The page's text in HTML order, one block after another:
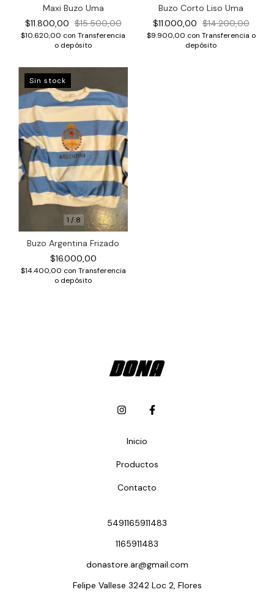
Maxi Buzo Uma
$11.800,00 $15.500,00
$10.620,00 con Transferencia
o depósito
Buzo Corto Liso Uma
$11.000,00 $14.200,00
$9.900,00 con Transferencia o
depósito
1 / 8
Sin stock
Buzo Argentina Frizado
$16.000,00
$14.400,00 con Transferencia
o depósito
Inicio
Productos
Contacto
5491165911483
1165911483
donastore.ar@gmail.com
Felipe Vallese 3242 Loc 2, Flores